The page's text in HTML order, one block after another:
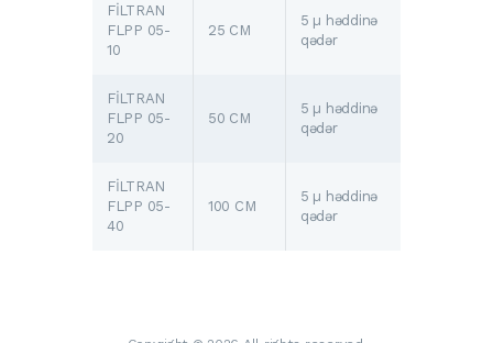
FİLTRAN
FLPP 05-
10
25 CM
5 µ həddinə
qədər
FİLTRAN
FLPP 05-
20
50 CM
5 µ həddinə
qədər
FİLTRAN
FLPP 05-
40
100 CM
5 µ həddinə
qədər